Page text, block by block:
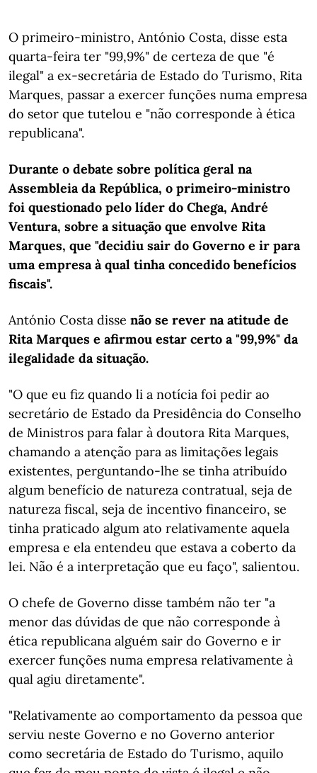
O primeiro-ministro, António Costa, disse esta
quarta-feira ter "99,9%" de certeza de que "é
ilegal" a ex-secretária de Estado do Turismo, Rita
Marques, passar a exercer funções numa empresa
do setor que tutelou e "não corresponde à ética
republicana".
Durante o debate sobre política geral na
Assembleia da República, o primeiro-ministro
foi questionado pelo líder do Chega, André
Ventura, sobre a situação que envolve Rita
Marques, que "decidiu sair do Governo e ir para
uma empresa à qual tinha concedido benefícios
fiscais".
António Costa disse não se rever na atitude de
Rita Marques e afirmou estar certo a "99,9%" da
ilegalidade da situação.
"O que eu fiz quando li a notícia foi pedir ao
secretário de Estado da Presidência do Conselho
de Ministros para falar à doutora Rita Marques,
chamando a atenção para as limitações legais
existentes, perguntando-lhe se tinha atribuído
algum benefício de natureza contratual, seja de
natureza fiscal, seja de incentivo financeiro, se
tinha praticado algum ato relativamente aquela
empresa e ela entendeu que estava a coberto da
lei. Não é a interpretação que eu faço", salientou.
O chefe de Governo disse também não ter "a
menor das dúvidas de que não corresponde à
ética republicana alguém sair do Governo e ir
exercer funções numa empresa relativamente à
qual agiu diretamente".
"Relativamente ao comportamento da pessoa que
serviu neste Governo e no Governo anterior
como secretária de Estado do Turismo, aquilo